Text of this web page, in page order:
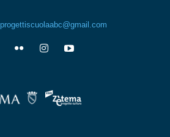
progettiscuolaabc@gmail.com